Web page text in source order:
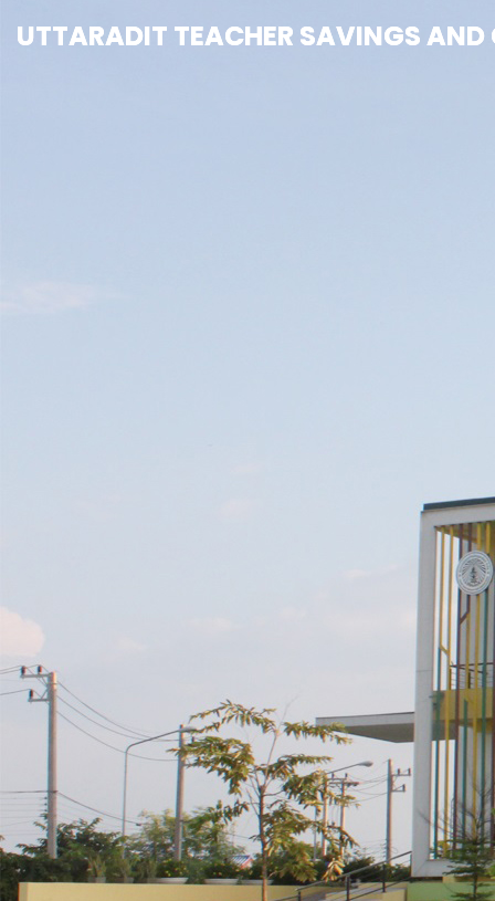
UTTARADIT TEACHER SAVINGS AND
UTTARADIT TEACHER SAVINGS AND